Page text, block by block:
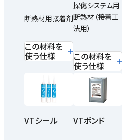
断熱材用接着剤
この材料を
使う仕様
探傷システム用
断熱材（接着工
法用）
この材料を
使う仕様
VTシール VTボンド